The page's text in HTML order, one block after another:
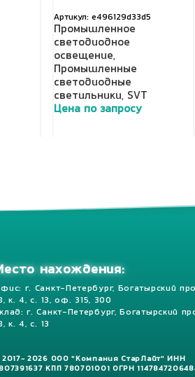
e496129d33d5
Промышленное
светодиодное
освещение,
Промышленные
светодиодные
светильники, SVT
Цена по запросу
нахождения:
г. Санкт-Петербург, Богатырский
к. 4, с. 13, оф. 315, 300
г. Санкт-Петербург, Богатырский
к. 4, с. 13
2017- 2026 ООО "Компания СтарЛайт" ИНН
КПП 780701001 ОГРН